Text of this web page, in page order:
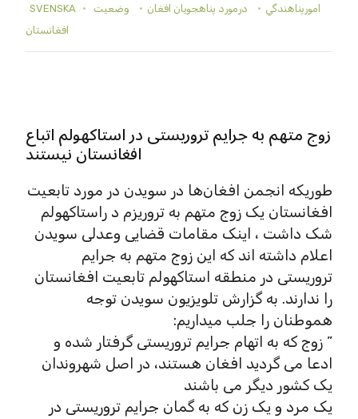
SVENSKA امورپناهندگي درمورد پناهجويان افغان
وضعيت
افغانستان
زوج متهم به جرایم تروریستی در استاکهولم اتباع
افغانستان نیستند
طوریکه انجمن افغان‌ها در سویدن در مورد تابعیت
افغانستان یک زوج متهم به تروریزم د راستاکهولم
شک داشت ، اینک مقامات قضایی و‌عدلی سویدن
اعلام داشته اند که این زوج متهم به جرایم
تروریستی در منطقه استاکهولم تابعیت افغانستان
را ندارند. به گزارش تلویزیون سویدن توجه
هموطنان را جلب میداریم:
” زوج که به اتهام جرایم تروریستی گرفتار شده و
ادعا می گردید افغان هستند، در اصل شهروندان
یک کشور دیگر می باشند
یک مرد و یک زن که به گمان جرایم تروریستی در